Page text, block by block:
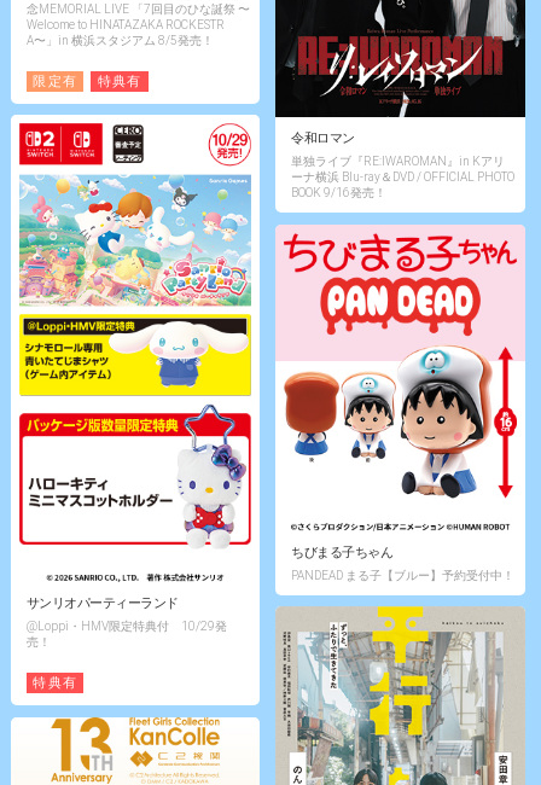
念MEMORIAL LIVE 「7回目のひな誕祭 〜
Welcome to HINATAZAKA ROCKESTR
A〜」in 横浜スタジアム 8/5発売！
限定有 特典有
令和ロマン
単独ライブ『RE:IWAROMAN』in Kアリ
ーナ横浜 Blu-ray＆DVD / OFFICIAL PHOTO
BOOK 9/16発売！
サンリオパーティーランド
@Loppi・HMV限定特典付 10/29発
売！
特典有
ちびまる子ちゃん
PANDEAD まる子【ブルー】予約受付中！